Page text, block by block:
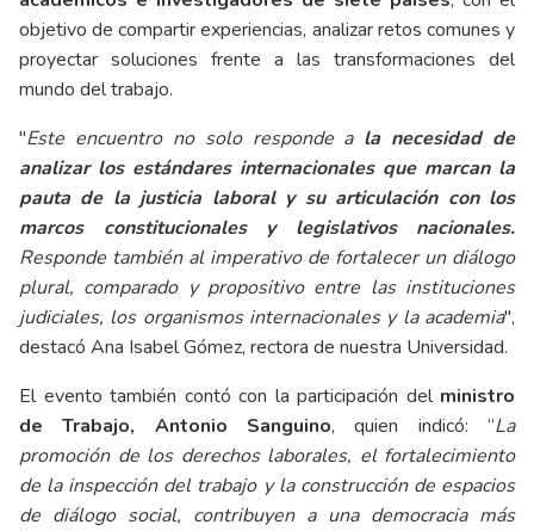
objetivo de compartir experiencias, analizar retos comunes y
proyectar soluciones frente a las transformaciones del
mundo del trabajo.
"Este encuentro no solo responde a la necesidad de
analizar los estándares internacionales que marcan la
pauta de la justicia laboral y su articulación con los
marcos constitucionales y legislativos nacionales.
Responde también al imperativo de fortalecer un diálogo
plural, comparado y propositivo entre las instituciones
judiciales, los organismos internacionales y la academia",
destacó Ana Isabel Gómez, rectora de nuestra Universidad.
El evento también contó con la participación del ministro
de Trabajo, Antonio Sanguino, quien indicó: “La
promoción de los derechos laborales, el fortalecimiento
de la inspección del trabajo y la construcción de espacios
de diálogo social, contribuyen a una democracia más